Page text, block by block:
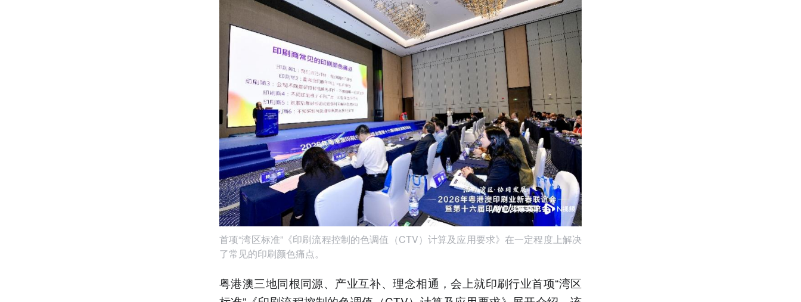
首项“湾区标准”《印刷流程控制的色调值（CTV）计算及应用要求》在一定程度上解决
了常见的印刷颜色痛点。
粤港澳三地同根同源、产业互补、理念相通，会上就印刷行业首项“湾区